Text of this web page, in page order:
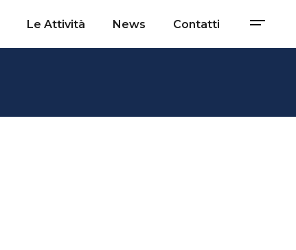
Le Attività News Contatti